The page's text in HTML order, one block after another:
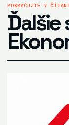
POKRAČUJTE V